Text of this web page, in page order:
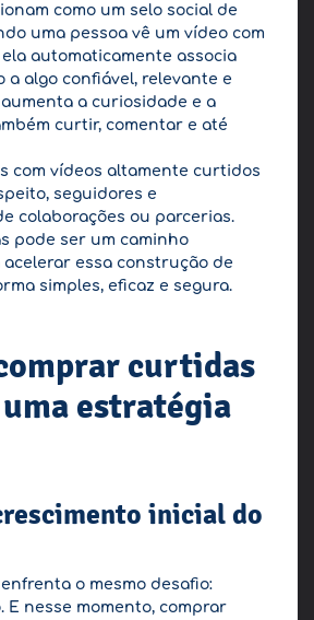
como um selo social de
uma pessoa vê um vídeo com
automaticamente associa
a algo confiável, relevante e
a curiosidade e a
curtir, comentar e até
com vídeos altamente curtidos
seguidores e
colaborações ou parcerias.
pode ser um caminho
essa construção de
simples, eficaz e segura.
curtidas
estratégia
inicial do
o mesmo desafio:
E nesse momento, comprar